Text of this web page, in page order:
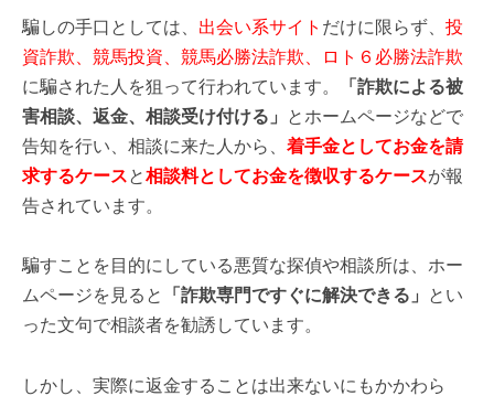
騙しの手口としては、 出会い系サイト だけに限らず、 投
資詐欺、競馬投資、競馬必勝法詐欺、ロト６必勝法詐欺
に騙された人を狙って行われています。
「詐欺による被
害相談、返金、相談受け付ける」
とホームページなどで
告知を行い、相談に来た人から、 着手金としてお金を請
求するケースと相談料としてお金を徴収するケースが報
告されています。
騙すことを目的にしている悪質な探偵や相談所は、ホー
ムページを見ると
「詐欺専門ですぐに解決できる」
とい
った文句で相談者を勧誘しています。
しかし、実際に返金することは出来ないにもかかわら